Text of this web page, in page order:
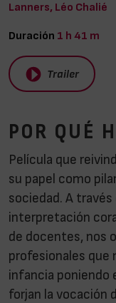
Lanners, Léo Chalié
Duración 1 h 41 m
Trailer
POR QUÉ
Película que
su papel como
sociedad. A
interpretación
de docentes, nos
profesionales que
infancia poniendo
forjan la vocación